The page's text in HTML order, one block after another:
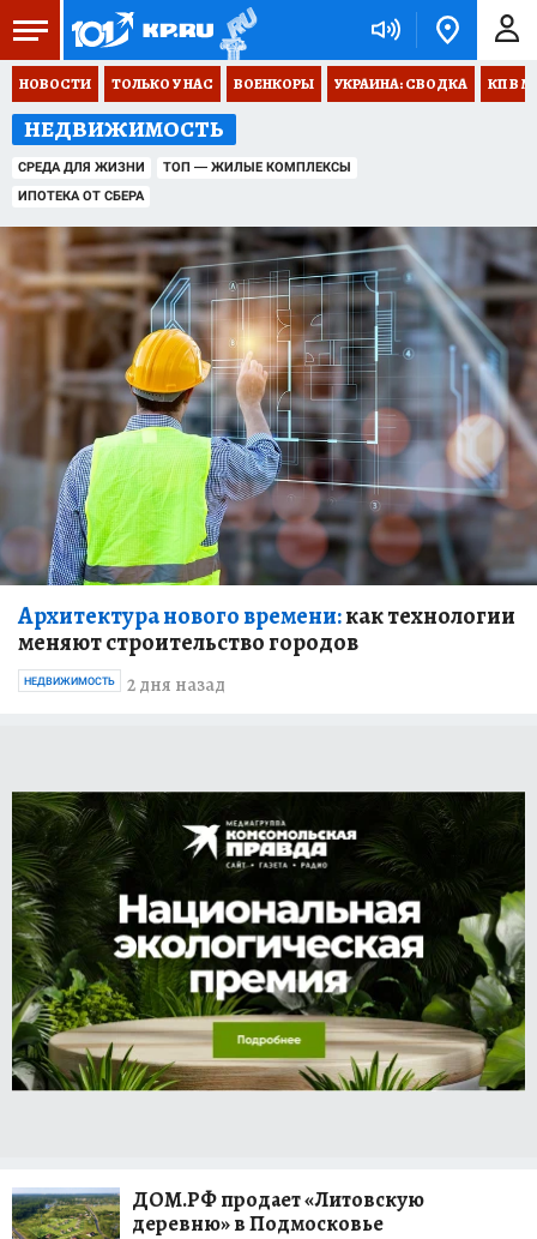
НОВОСТИ ТОЛЬКО У НАС ВОЕНКОРЫ УКРАИНА: СВОДКА КП В
НЕДВИЖИМОСТЬ
СРЕДА ДЛЯ ЖИЗНИ
ТОП — ЖИЛЫЕ КОМПЛЕКСЫ
ИПОТЕКА ОТ СБЕРА
Архитектура нового времени:как технологии
меняют строительство городов
2 дня назад
НЕДВИЖИМОСТЬ
ДОМ.РФ продает «Литовскую
деревню» в Подмосковье